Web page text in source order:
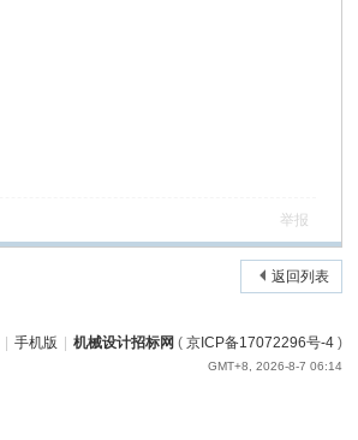
举报
返回列表
手机版 机械设计招标网 ( 京ICP备17072296号-4)
GMT+8, 2026-8-7 06:14